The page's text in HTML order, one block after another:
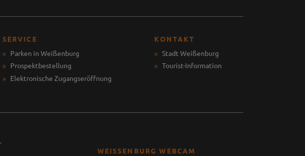
SERVICE
Parken in Weißenburg
Prospektbestellung
Elektronische Zugangseröffnung
KONTAKT
Stadt Weißenburg
Tourist-Information
WEISSENBURG WEBCAM